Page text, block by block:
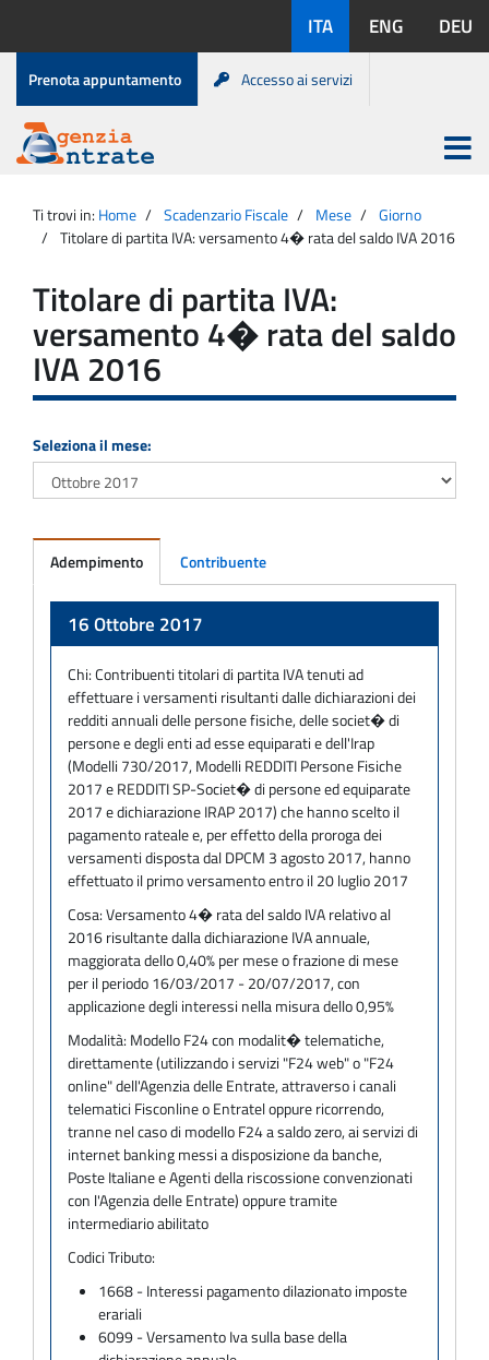
contenuto
disponibili:
ITA ENG DEU
Menu
di
servizio
Prenota appuntamento Accesso ai servizi
Agenzia
Entrate
Apri
menu
principale
Ti trovi in: Home Scadenzario Fiscale Mese
Giorno
Titolare di partita IVA: versamento 4� rata del saldo IVA 2016
Titolare di partita IVA:
versamento 4� rata del saldo
IVA 2016
Seleziona il mese:
Adempimento Contribuente
16 Ottobre 2017
Chi:Contribuenti titolari di partita IVA tenuti ad
effettuare i versamenti risultanti dalle dichiarazioni dei
redditi annuali delle persone fisiche, delle societ� di
persone e degli enti ad esse equiparati e dell'Irap
(Modelli 730/2017, Modelli REDDITI Persone Fisiche
2017 e REDDITI SP-Societ� di persone ed equiparate
2017 e dichiarazione IRAP 2017) che hanno scelto il
pagamento rateale e, per effetto della proroga dei
versamenti disposta dal DPCM 3 agosto 2017, hanno
effettuato il primo versamento entro il 20 luglio 2017
Cosa:Versamento 4� rata del saldo IVA relativo al
2016 risultante dalla dichiarazione IVA annuale,
maggiorata dello 0,40% per mese o frazione di mese
per il periodo 16/03/2017 - 20/07/2017, con
applicazione degli interessi nella misura dello 0,95%
Modalità: Modello F24 con modalit� telematiche,
direttamente (utilizzando i servizi "F24 web" o "F24
online" dell'Agenzia delle Entrate, attraverso i canali
telematici Fisconline o Entratel oppure ricorrendo,
tranne nel caso di modello F24 a saldo zero, ai servizi di
internet banking messi a disposizione da banche,
Poste Italiane e Agenti della riscossione convenzionati
con l'Agenzia delle Entrate) oppure tramite
intermediario abilitato
Codici Tributo:
1668 - Interessi pagamento dilazionato imposte
erariali
6099 - Versamento Iva sulla base della